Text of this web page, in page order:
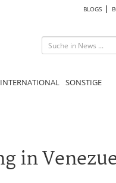
BLOGS
INTERNATIONAL SONSTIGE
in